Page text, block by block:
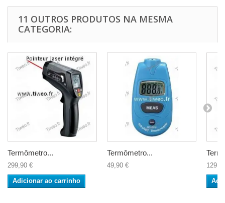
11 OUTROS PRODUTOS NA MESMA
CATEGORIA:
Termômetro...
299,90 €
Adicionar ao carrinho
Termômetro...
49,90 €